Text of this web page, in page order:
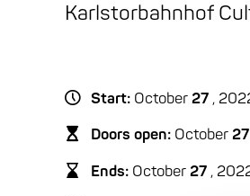
Karlstorbahnhof
Start: October27,
Doors open: October27
Ends: October27 ,